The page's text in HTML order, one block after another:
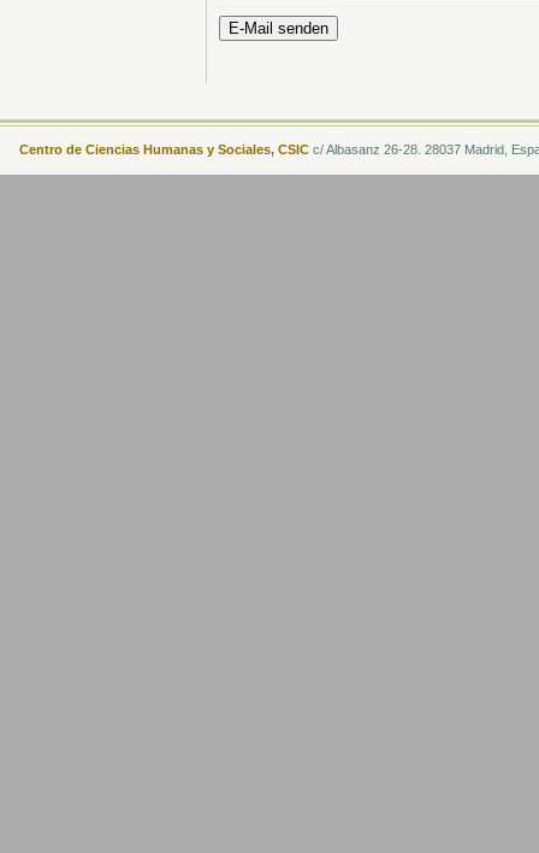
Centro de Ciencias Humanas y Sociales, CSIC c/ Albasanz 26-28. 28037 Madrid,